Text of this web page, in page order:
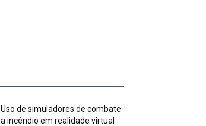
Uso de simuladores de combate
a incêndio em realidade virtual